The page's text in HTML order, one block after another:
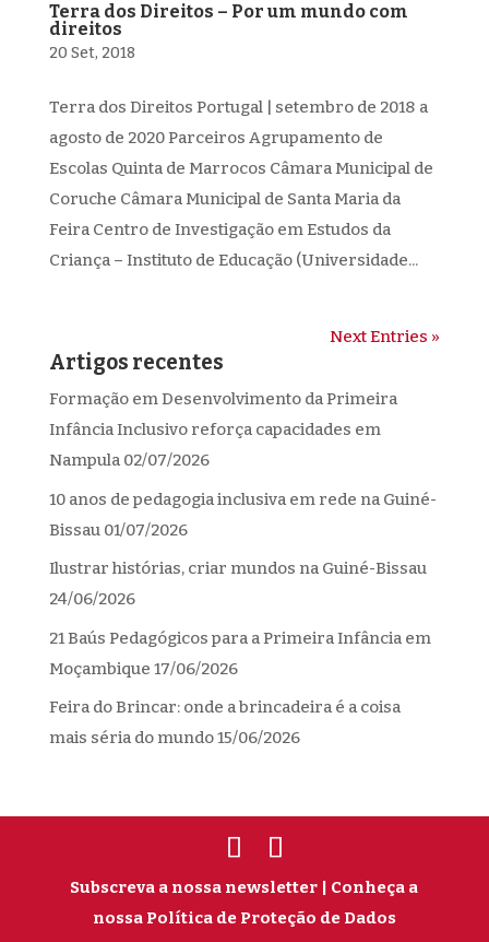
Terra dos Direitos – Por um mundo com
direitos
20 Set, 2018
Terra dos Direitos Portugal | setembro de 2018 a
agosto de 2020 Parceiros Agrupamento de
Escolas Quinta de Marrocos Câmara Municipal de
Coruche Câmara Municipal de Santa Maria da
Feira Centro de Investigação em Estudos da
Criança – Instituto de Educação (Universidade...
Next Entries »
Artigos recentes
Formação em Desenvolvimento da Primeira
Infância Inclusivo reforça capacidades em
Nampula 02/07/2026
10 anos de pedagogia inclusiva em rede na Guiné-
Bissau 01/07/2026
Ilustrar histórias, criar mundos na Guiné-Bissau
24/06/2026
21 Baús Pedagógicos para a Primeira Infância em
Moçambique 17/06/2026
Feira do Brincar: onde a brincadeira é a coisa
mais séria do mundo15/06/2026
Subscreva a nossa newsletter | Conheça a
nossa Política de Proteção de Dados